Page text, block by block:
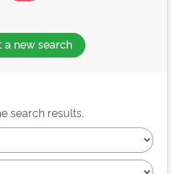
a new search
search results.